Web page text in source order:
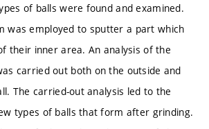
of balls were found and examined.
was employed to sputter a part which
their inner area. An analysis of the
carried out both on the outside and
The carried-out analysis led to the
types of balls that form after grinding.